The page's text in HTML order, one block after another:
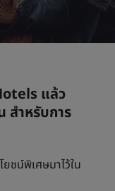
& Suites
แล้ว
สำหรับการ
ชน์พิเศษมาไว้ใน